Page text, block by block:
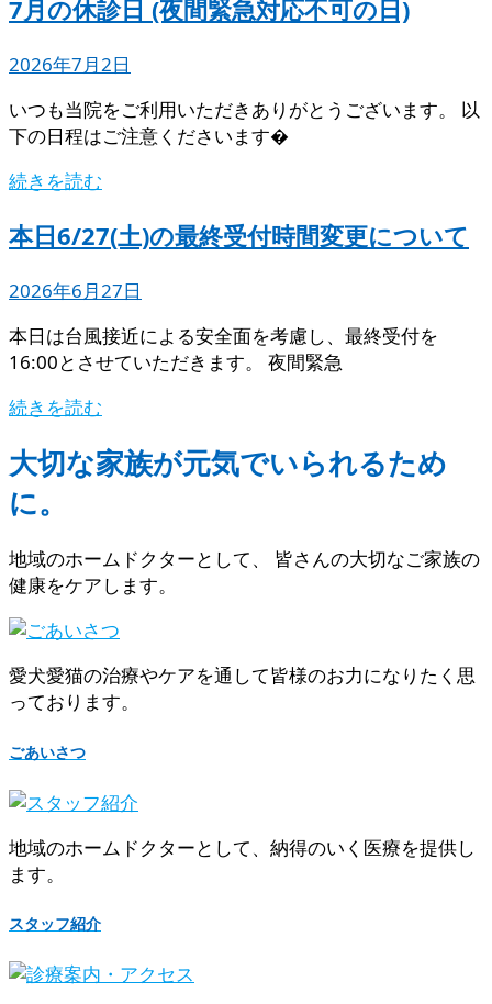
7月の休診日 (夜間緊急対応不可の日)
2026年7月2日
いつも当院をご利用いただきありがとうございます。 以
下の日程はご注意くださいます�
続きを読む
本日6/27(土)の最終受付時間変更について
2026年6月27日
本日は台風接近による安全面を考慮し、最終受付を
16:00とさせていただきます。 夜間緊急
続きを読む
大切な家族が元気でいられるため
に。
地域のホームドクターとして、 皆さんの大切なご家族の
健康をケアします。
愛犬愛猫の治療やケアを通して皆様のお力になりたく思
っております。
ごあいさつ
地域のホームドクターとして、納得のいく医療を提供し
ます。
スタッフ紹介